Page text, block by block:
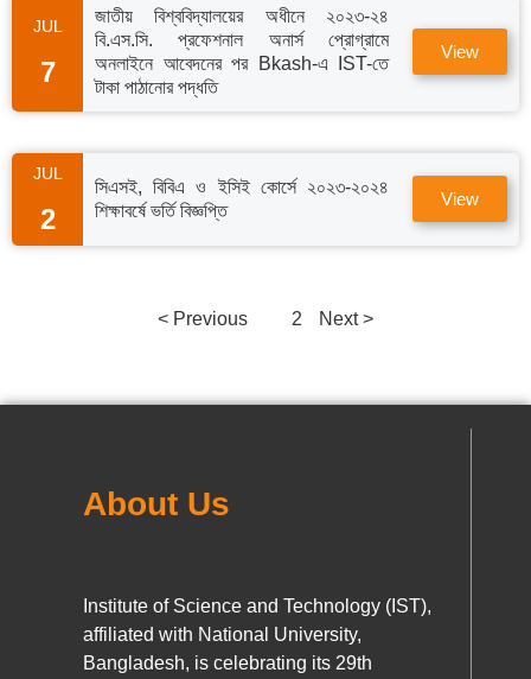
JUL
7
জাতীয় বিশ্ববিদ্যালয়ের অধীনে ২০২৩-২৪
বি.এস.সি. প্রফেশনাল অনার্স প্রোগ্রামে
অনলাইনে আবেদনের পর Bkash-এ IST-তে
টাকা পাঠানোর পদ্ধতি
View
JUL
2
সিএসই, বিবিএ ও ইসিই কোর্সে ২০২৩-২০২৪
শিক্ষাবর্ষে ভর্তি বিজ্ঞপ্তি
View
< Previous 2 Next >
About Us
Institute of Science and Technology (IST),
affiliated with National University,
Bangladesh, is celebrating its 29th